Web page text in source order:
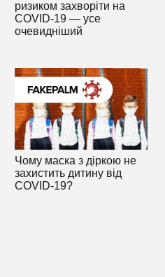
ризиком захворіти на
COVID-19 — усе
очевидніший
Чому маска з діркою не
захистить дитину від
COVID-19?